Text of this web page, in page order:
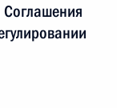
Соглашения